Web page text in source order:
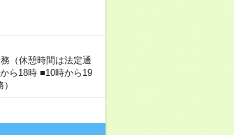
（休憩時間は法定通
ら18時 ■10時から19